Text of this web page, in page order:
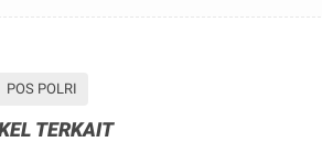
POS POLRI
TERKAIT